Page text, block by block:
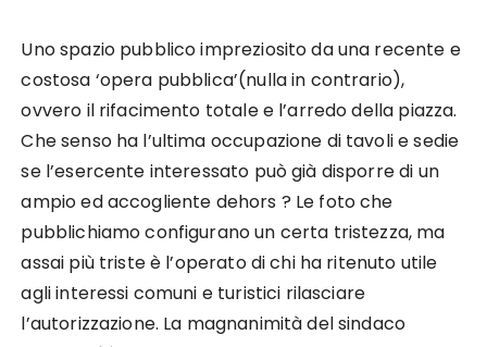
Uno spazio pubblico impreziosito da una recente e
costosa ‘opera pubblica’(nulla in contrario),
ovvero il rifacimento totale e l’arredo della piazza.
Che senso ha l’ultima occupazione di tavoli e sedie
se l’esercente interessato può già disporre di un
ampio ed accogliente dehors ? Le foto che
pubblichiamo configurano un certa tristezza, ma
assai più triste è l’operato di chi ha ritenuto utile
agli interessi comuni e turistici rilasciare
l’autorizzazione. La magnanimità del sindaco